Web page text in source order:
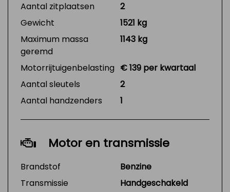
Aantal zitplaatsen
2
Gewicht
1521 kg
Maximum massa
geremd
1143 kg
Motorrijtuigenbelasting € 139 per kwartaal
Aantal sleutels
2
Aantal handzenders
1
Motor en transmissie
Brandstof
Benzine
Transmissie
Handgeschakeld